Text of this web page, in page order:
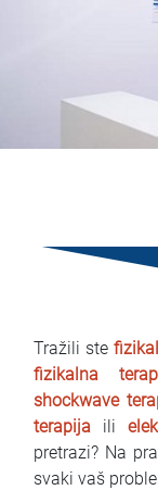
Mietbedingungen
Blog
Kontakt
MАКЕДОНСКИ
Tražili ste
fizikalna
shockwave
terapija ili
pretrazi? Na
svaki vaš